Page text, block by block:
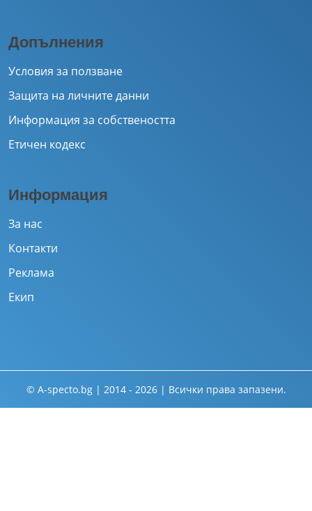
Допълнения
Условия за ползване
Защита на личните данни
Информация за собствеността
Етичен кодекс
Информация
За нас
Контакти
Реклама
Екип
© A-specto.bg | 2014 - 2026 | Всички права запазени.